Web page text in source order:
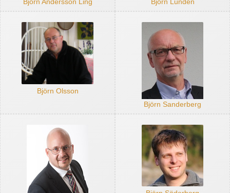
Björn Olsson
Björn Sanderberg